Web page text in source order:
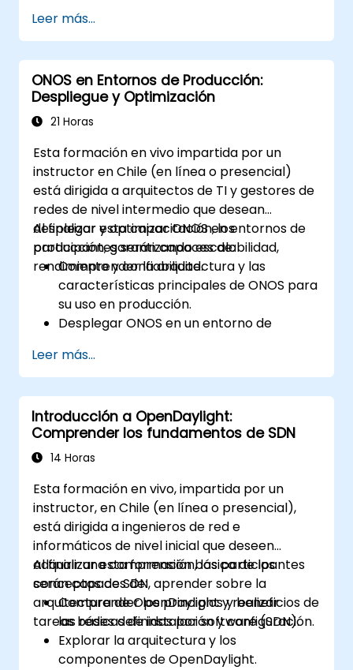
gestionar entornos SDN.
Desplegar, administrar y solucionar
problemas de redes SDN utilizando ONOS.
Leer más...
ONOS en Entornos de Producción:
Despliegue y Optimización
21 Horas
Esta formación en vivo impartida por un
instructor en Chile (en línea o presencial)
está dirigida a arquitectos de TI y gestores de
redes de nivel intermedio que desean
desplegar y optimizar ONOS en entornos de
producción, garantizando escalabilidad,
rendimiento y confiabilidad.
Al finalizar esta capacitación, los
participantes serán capaces de:
Comprender la arquitectura y las
características principales de ONOS para
su uso en producción.
Desplegar ONOS en un entorno de
prácticas.
Configurar clustering, redundancia y
tolerancia a fallos en ONOS.
Monitorear, solucionar problemas y
optimizar las implementaciones de ONOS
para garantizar escalabilidad y
Integrar ONOS con la infraestructura y las
herramientas de red existentes.
Planificar y ejecutar un proceso exitoso
de actualización de ONOS.
Leer más...
Introducción a OpenDaylight:
Comprender los fundamentos de SDN
14 Horas
Esta formación en vivo, impartida por un
instructor, en Chile (en línea o presencial),
está dirigida a ingenieros de red e
informáticos de nivel inicial que deseen
adquirir una comprensión básica de los
conceptos de SDN, aprender sobre la
arquitectura de OpenDaylight y realizar
tareas básicas de instalación y configuración.
Al finalizar esta formación, los participantes
serán capaces de:
Comprender los principios y beneficios de
las redes definidas por software (SDN).
Explorar la arquitectura y los
componentes de OpenDaylight.